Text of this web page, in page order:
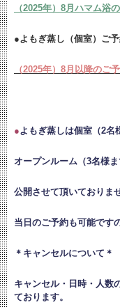
（2025年）8月ハマム浴
●よもぎ蒸し（個室）ご
（2025年）8月以降のご
●よもぎ蒸しは個室（2名
オープンルーム（3名様
公開させて頂いておりま
当日のご予約も可能です
＊キャンセルについて＊
キャンセル・日時・人数
ております。